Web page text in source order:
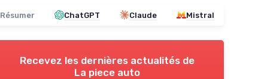
Voir l'offre
Résumer ChatGPT Claude Mistral
Recevez les dernières actualités de
La piece auto